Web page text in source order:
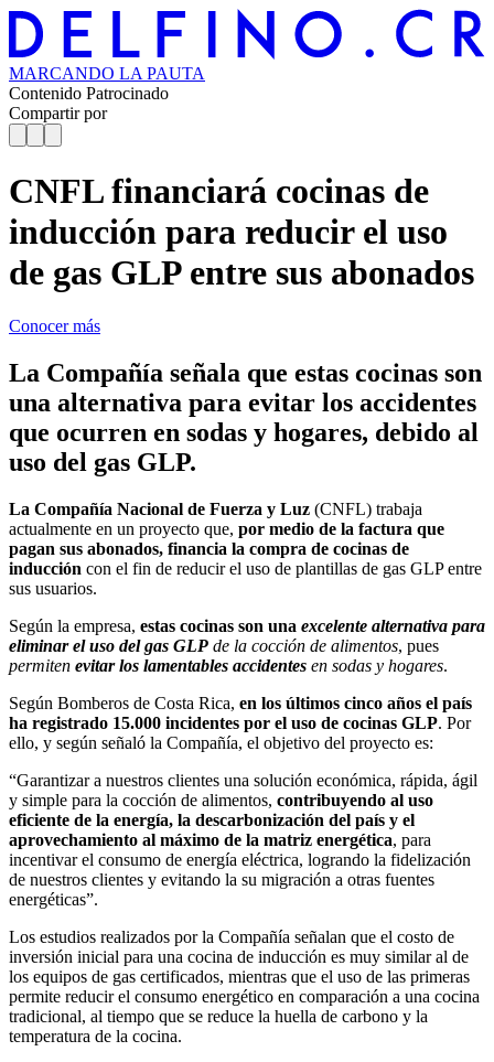
MARCANDO LA PAUTA
Contenido Patrocinado
Compartir por
CNFL financiará cocinas de
inducción para reducir el uso
de gas GLP entre sus abonados
Conocer más
La Compañía señala que estas cocinas son
una alternativa para evitar los accidentes
que ocurren en sodas y hogares, debido al
uso del gas GLP.
La Compañía Nacional de Fuerza y Luz (CNFL) trabaja
actualmente en un proyecto que, por medio de la factura que
pagan sus abonados, financia la compra de cocinas de
inducción con el fin de reducir el uso de plantillas de gas GLP entre
sus usuarios.
Según la empresa, estas cocinas son una excelente alternativa para
eliminar el uso del gas GLP de la cocción de alimentos, pues
permiten evitar los lamentables accidentes en sodas y hogares.
Según Bomberos de Costa Rica, en los últimos cinco años el país
ha registrado 15.000 incidentes por el uso de cocinas GLP. Por
ello, y según señaló la Compañía, el objetivo del proyecto es:
“Garantizar a nuestros clientes una solución económica, rápida, ágil
y simple para la cocción de alimentos, contribuyendo al uso
eficiente de la energía, la descarbonización del país y el
aprovechamiento al máximo de la matriz energética, para
incentivar el consumo de energía eléctrica, logrando la fidelización
de nuestros clientes y evitando la su migración a otras fuentes
energéticas”.
Los estudios realizados por la Compañía señalan que el costo de
inversión inicial para una cocina de inducción es muy similar al de
los equipos de gas certificados, mientras que el uso de las primeras
permite reducir el consumo energético en comparación a una cocina
tradicional, al tiempo que se reduce la huella de carbono y la
temperatura de la cocina.